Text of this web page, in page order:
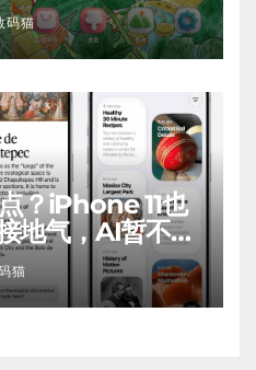
码猫
？iPhone 11也
地气，AI暂不支
猫